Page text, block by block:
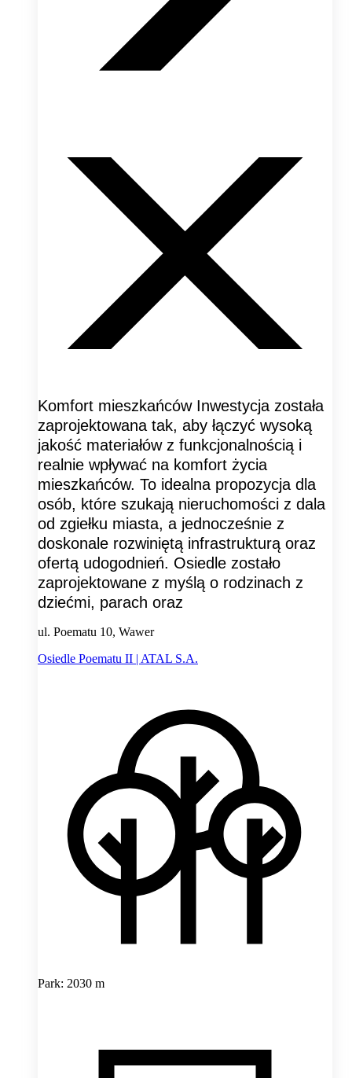
Komfort mieszkańców Inwestycja została
zaprojektowana tak, aby łączyć wysoką
jakość materiałów z funkcjonalnością i
realnie wpływać na komfort życia
mieszkańców. To idealna propozycja dla
osób, które szukają nieruchomości z dala
od zgiełku miasta, a jednocześnie z
doskonale rozwiniętą infrastrukturą oraz
ofertą udogodnień. Osiedle zostało
zaprojektowane z myślą o rodzinach z
dziećmi, parach oraz
ul. Poematu 10, Wawer
Osiedle Poematu II | ATAL S.A.
Park: 2030 m